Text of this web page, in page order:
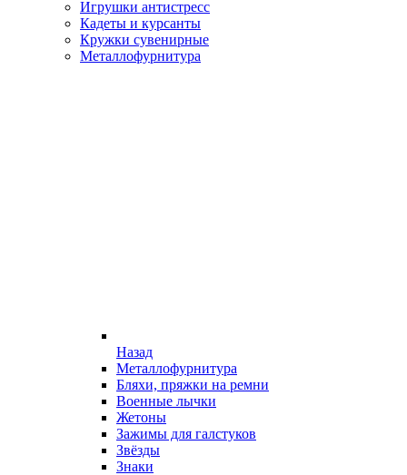
Игрушки антистресс
Кадеты и курсанты
Кружки сувенирные
Металлофурнитура
Назад
Металлофурнитура
Бляхи, пряжки на ремни
Военные лычки
Жетоны
Зажимы для галстуков
Звёзды
Знаки